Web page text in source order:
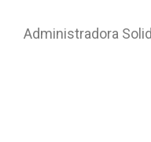
Administradora